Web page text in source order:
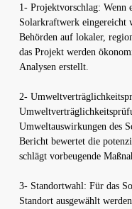
1- Projektvorschlag: Wenn
Solarkraftwerk eingereicht
Behörden auf lokaler,
das Projekt werden
Analysen erstellt.
2-
Umweltauswirkungen des
Bericht bewertet die
schlägt vorbeugende
3- Standortwahl: Für das
Standort ausgewählt